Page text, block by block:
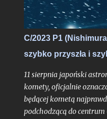
C/2023 P1
szybko przyszła i
11 sierpnia japoński
komety, oficjalnie
będącej kometą
podchodzącą do centrum